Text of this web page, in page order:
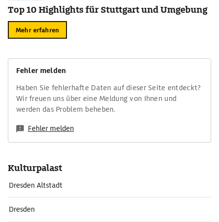
Top 10 Highlights für Stuttgart und Umgebung
Mehr erfahren
Fehler melden
Haben Sie fehlerhafte Daten auf dieser Seite entdeckt?
Wir freuen uns über eine Meldung von Ihnen und
werden das Problem beheben.
Fehler melden
Kulturpalast
Dresden Altstadt
Dresden